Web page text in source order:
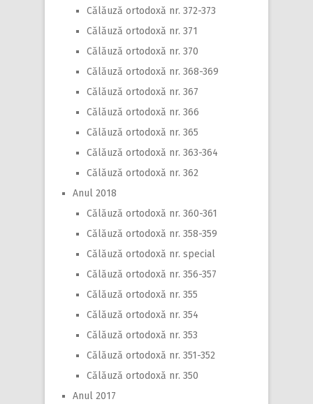
Călăuză ortodoxă nr. 372-373
Călăuză ortodoxă nr. 371
Călăuză ortodoxă nr. 370
Călăuză ortodoxă nr. 368-369
Călăuză ortodoxă nr. 367
Călăuză ortodoxă nr. 366
Călăuză ortodoxă nr. 365
Călăuză ortodoxă nr. 363-364
Călăuză ortodoxă nr. 362
Anul 2018
Călăuză ortodoxă nr. 360-361
Călăuză ortodoxă nr. 358-359
Călăuză ortodoxă nr. special
Călăuză ortodoxă nr. 356-357
Călăuză ortodoxă nr. 355
Călăuză ortodoxă nr. 354
Călăuză ortodoxă nr. 353
Călăuză ortodoxă nr. 351-352
Călăuză ortodoxă nr. 350
Anul 2017